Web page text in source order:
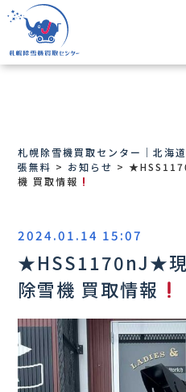
札幌除雪機買取センター｜北海
張無料 > お知らせ >
機 買取情報
2024.01.14 15:07
★HSS1170nJ★現
除雪機 買取情報